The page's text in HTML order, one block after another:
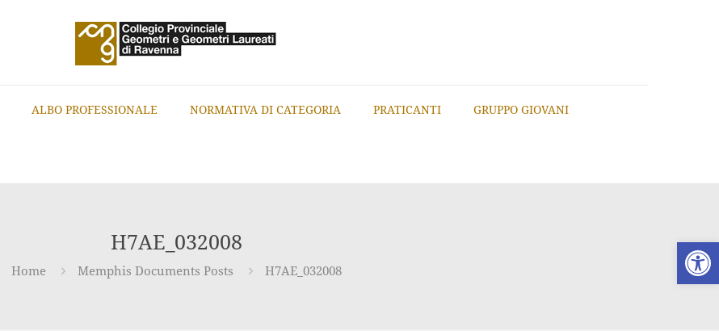
Apri
ALBO PROFESSIONALE NORMATIVA DI CATEGORIA PRATICANTI GRUPPO GIOVANI
H7AE_032008
Home Memphis Documents Posts H7AE_032008